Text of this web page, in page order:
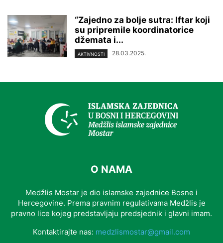
“Zajedno za bolje sutra: Iftar koji
su pripremile koordinatorice
džemata i...
AKTIVNOSTI 28.03.2025.
O NAMA
Medžlis Mostar je dio islamske zajednice Bosne i
Hercegovine. Prema pravnim regulativama Medžlis je
pravno lice kojeg predstavljaju predsjednik i glavni imam.
Kontaktirajte nas: medzlismostar@gmail.com